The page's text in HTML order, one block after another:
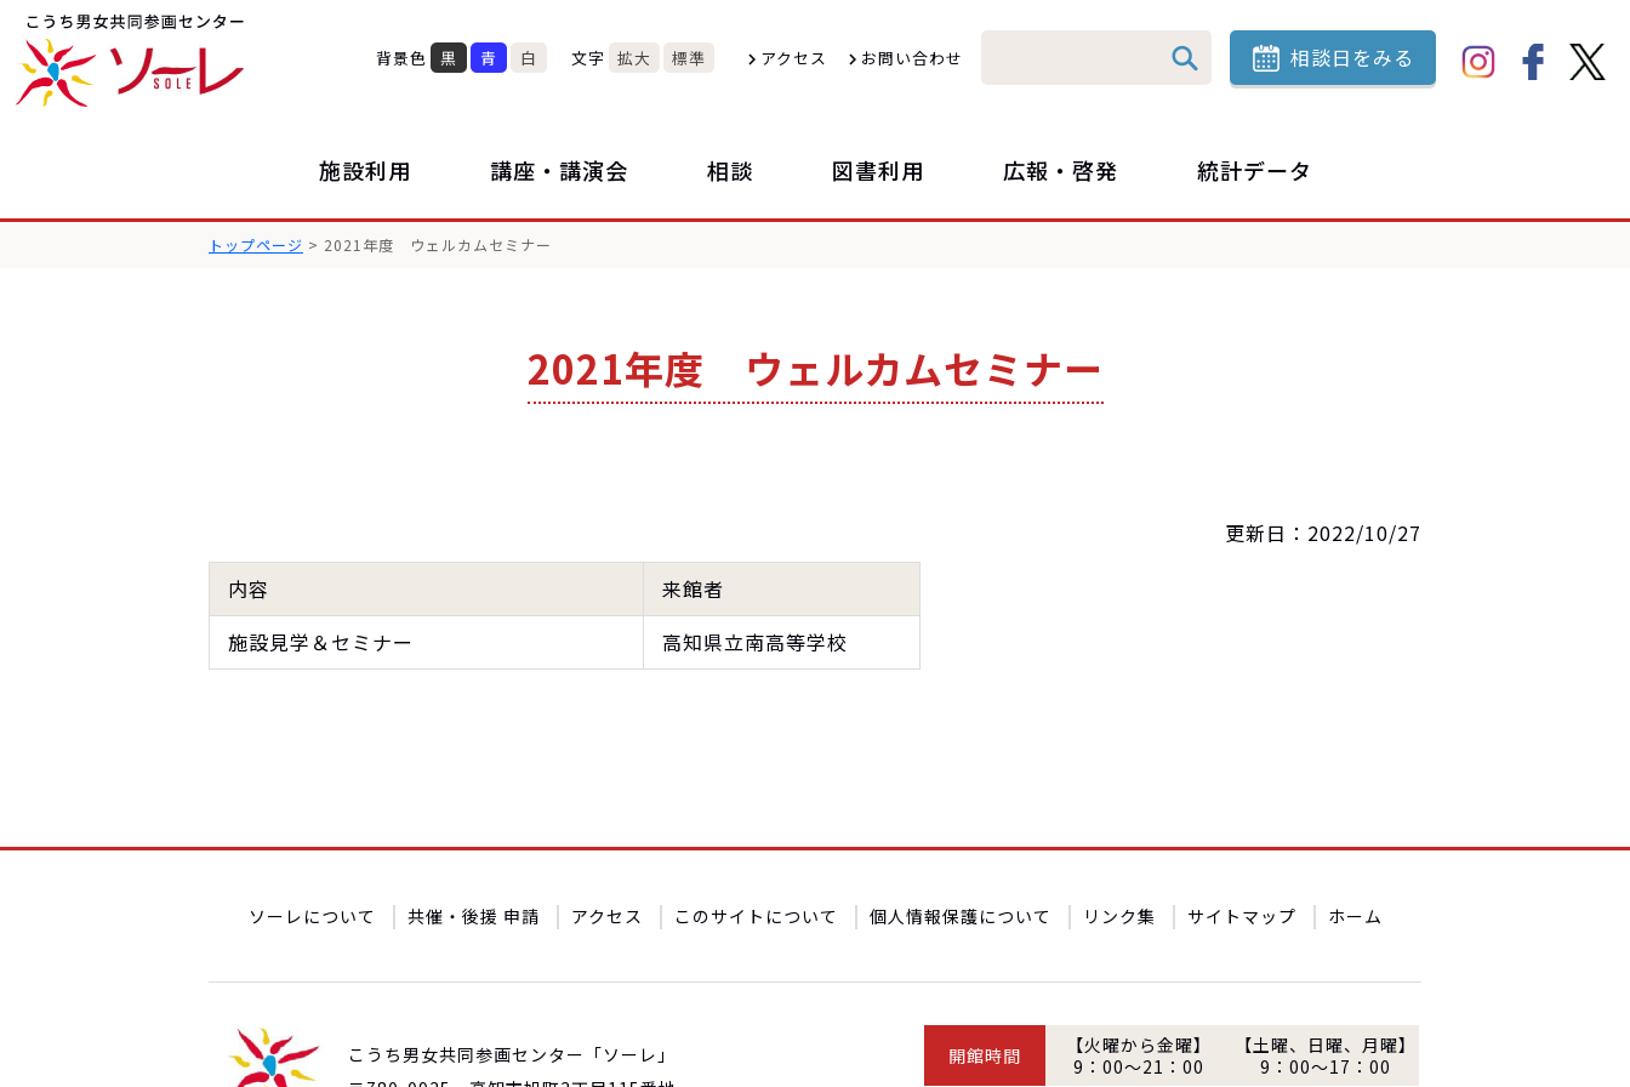
背景色 黒 青 白 文字 拡大 標準 アクセス お問い合わせ 相談日をみる
施設利用 講座・講演会 相談 図書利用 広報・啓発 統計データ
トップページ > 2021年度 ウェルカムセミナー
2021年度 ウェルカムセミナー
更新日：2022/10/27
内容
来館者
施設見学＆セミナー
高知県立南高等学校
ソーレについて 共催・後援 申請 アクセス このサイトについて 個人情報保護について リンク集 サイトマップ ホーム
こうち男女共同参画センター「ソーレ」
開館時間
【火曜から金曜】
9：00～21：00
【土曜、日曜、月曜】
9：00～17：00